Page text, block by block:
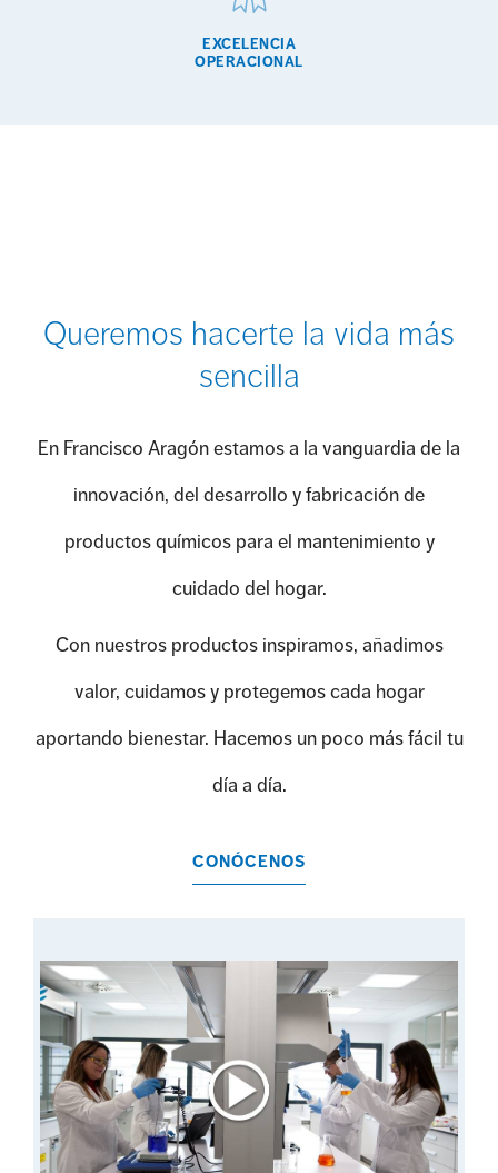
EXCELENCIA
OPERACIONAL
Queremos hacerte la vida más
sencilla
En Francisco Aragón estamos a la vanguardia de la
innovación, del desarrollo y fabricación de
productos químicos para el mantenimiento y
cuidado del hogar.
Con nuestros productos inspiramos, añadimos
valor, cuidamos y protegemos cada hogar
aportando bienestar. Hacemos un poco más fácil tu
día a día.
CONÓCENOS